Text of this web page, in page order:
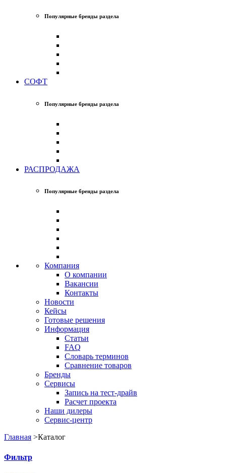
Популярные бренды раздела
СОФТ
Популярные бренды раздела
РАСПРОДАЖА
Популярные бренды раздела
Компания
О компании
Вакансии
Контакты
Новости
Кейсы
Готовые решения
Информация
Статьи
FAQ
Словарь терминов
Сравнение товаров
Бренды
Сервисы
Запись на тест-драйв
Расчет проекта
Наши дилеры
Сервис-центр
Главная >Каталог
Фильтр